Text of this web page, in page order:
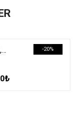
-20%
, Uzun Elbise
₺